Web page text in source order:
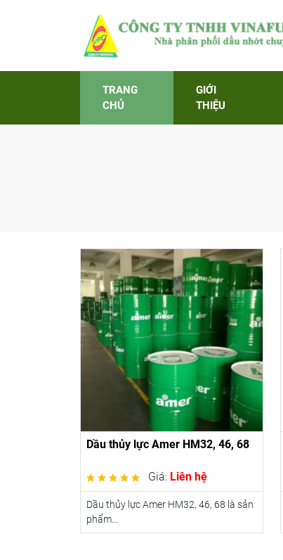
TRANG
CHỦ
GIỚI
THIỆU
Dầu thủy lực Amer HM32, 46, 68
Giá: Liên hệ
Dầu thủy lực Amer HM32, 46, 68 là sản
phẩm...